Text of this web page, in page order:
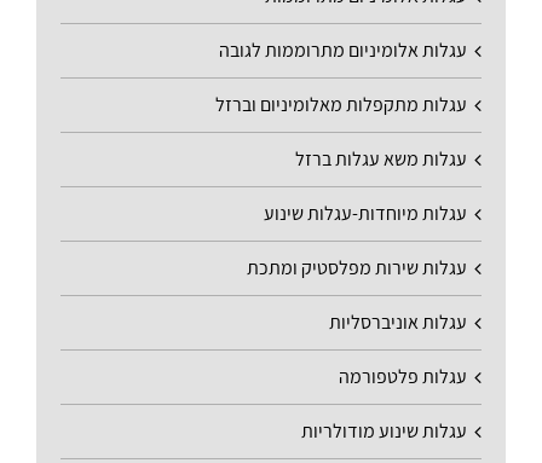
עגלות אלומיניום מתרוממות לגובה
עגלות מתקפלות מאלומיניום וברזל
עגלות משא עגלות ברזל
עגלות מיוחדות-עגלות שינוע
עגלות שירות מפלסטיק ומתכת
עגלות אוניברסליות
עגלות פלטפורמה
עגלות שינוע מודולריות